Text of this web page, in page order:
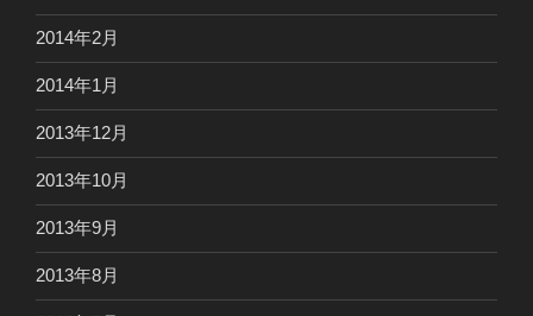
2014年2月
2014年1月
2013年12月
2013年10月
2013年9月
2013年8月